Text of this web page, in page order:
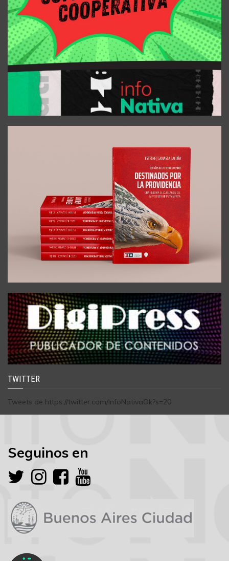
TWITTER
Tweets de https://twitter.com/InfoNativaOk?s=20
Seguinos en